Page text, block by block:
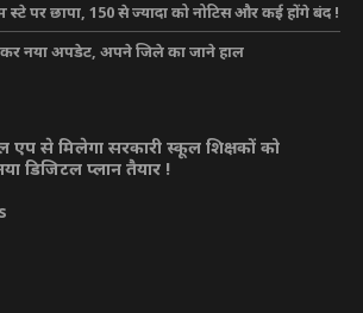
पर छापा, 150 से ज्यादा को नोटिस और कई होंगे बंद !
नया अपडेट, अपने जिले का जाने हाल
एप से मिलेगा सरकारी स्कूल शिक्षकों को
डिजिटल प्लान तैयार !